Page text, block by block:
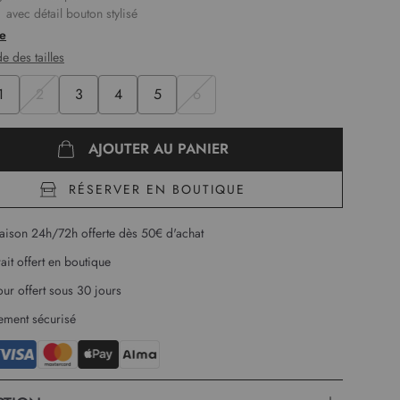
détail bouton stylisé
le bas
1,78m et porte une taille 1
: 59 cm pour la première taille.
des tailles
2 3 4 5 6
AJOUTER AU PANIER
RÉSERVER EN BOUTIQUE
24h/72h offerte dès 50€ d'achat
offert en boutique
offert sous 30 jours
sécurisé